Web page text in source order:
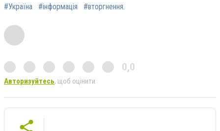
#Україна #інформація #вторгнення.
0,0
Авторизуйтесь, щоб оцінити